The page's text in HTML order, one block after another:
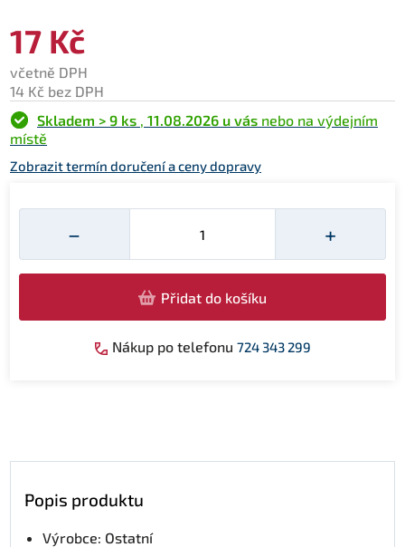
17 Kč
včetně DPH
14 Kč bez DPH
Skladem > 9 ks , 11.08.2026 u vás nebo na výdejním
místě
Zobrazit termín doručení a ceny dopravy
−
Množství
+
Přidat do košíku
Nákup po telefonu 724 343 299
Popis produktu
Výrobce: Ostatní